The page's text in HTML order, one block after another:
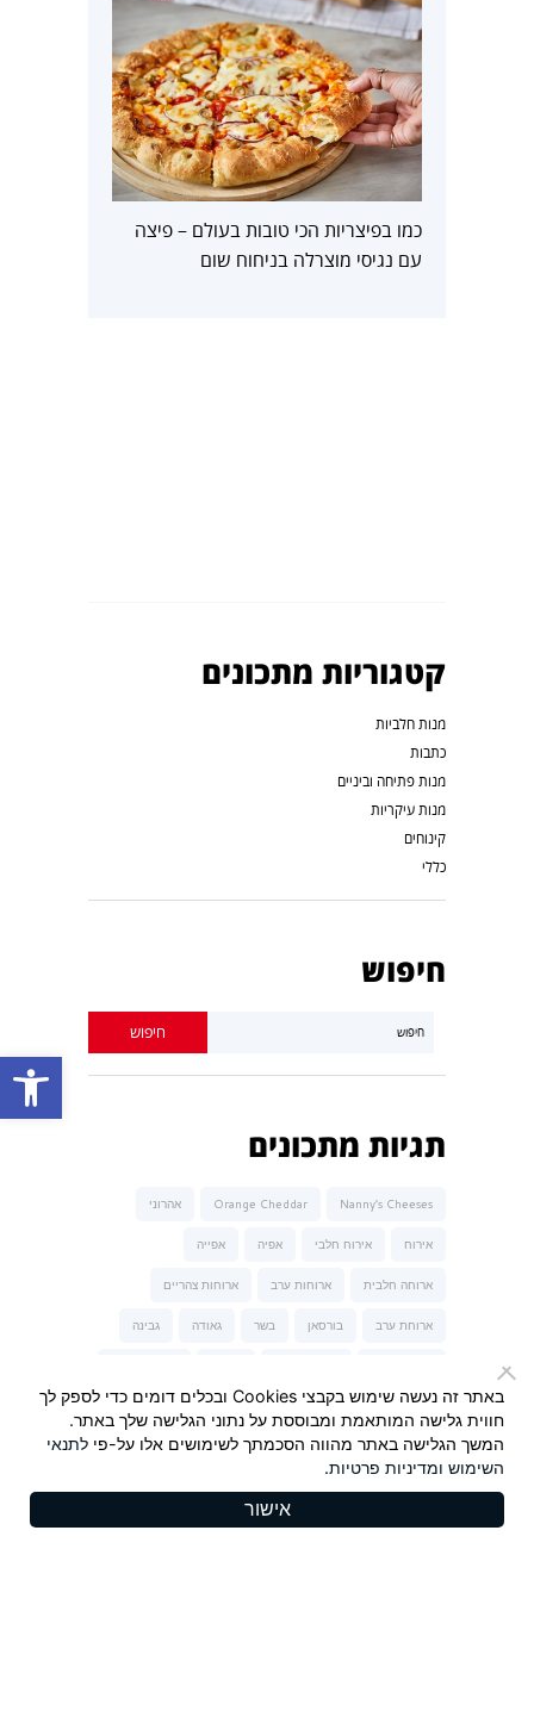
פתח סרגל נגישות
כמו בפיצריות הכי טובות בעולם – פיצה
עם נגיסי מוצרלה בניחוח שום
קטגוריות מתכונים
מנות חלביות
כתבות
מנות פתיחה וביניים
מנות עיקריות
קינוחים
כללי
חיפוש
תגיות מתכונים
Nanny’s Cheeses
Orange Cheddar אהרוני
אירוח אירוח חלבי אפיה אפייה
ארוחה חלבית ארוחות ערב ארוחות צהריים
ארוחת ערב בורסאן בשר גאודה גבינה
גבינת טברנה גבינת עיזים הגבינות של נני
המבורגר חלבי חלומי חרדל חרדל Maille
מנה עיקרית מנות פתיחה וביניים מנצ'גו סלט
באתר זה נעשה שימוש בקבצי Cookies ובכלים דומים כדי לספק לך
חווית גלישה המותאמת ומבוססת על נתוני הגלישה שלך באתר.
המשך הגלישה באתר מהווה הסכמתך לשימושים אלו על-פי לתנאי
השימוש ומדיניות פרטיות.
אישור